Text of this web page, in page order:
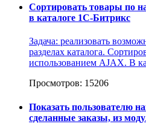
Сортировать товары по
в каталоге 1С-Битрикс
Задача: реализовать
разделах каталога.
использованием AJAX. В
Просмотров: 15206
Показать пользователю
сделанные заказы, из